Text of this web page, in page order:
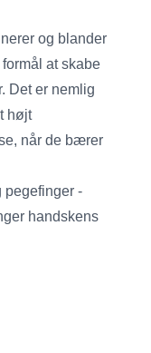
og blander
at skabe
Det er nemlig
højt
når de bærer
pegefinger -
handskens